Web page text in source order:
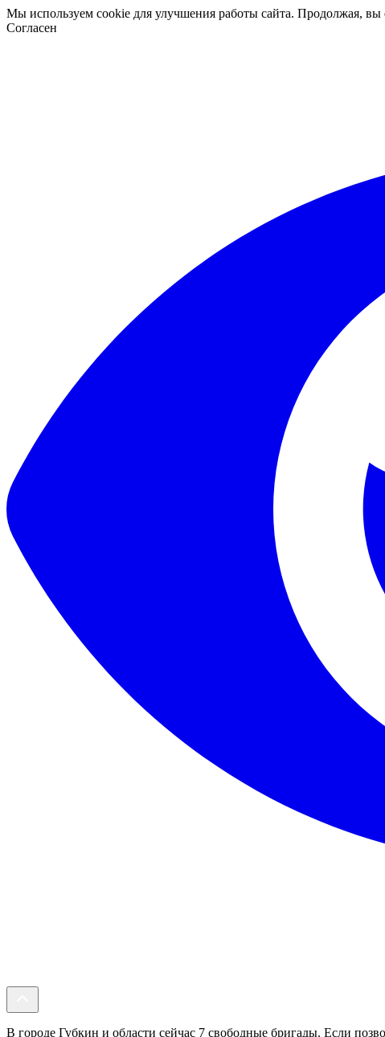
Мы используем cookie для улучшения работы сайта. Продолжая, вы
Согласен
В городе Губкин и области сейчас 7 свободные бригады. Если